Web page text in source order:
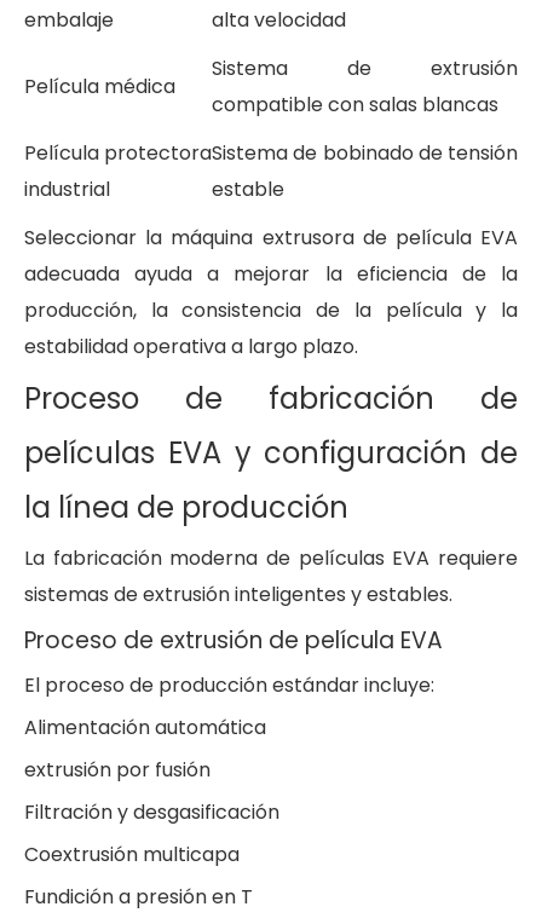
embalaje
alta velocidad
Película médica
Sistema de extrusión
compatible con salas blancas
Película protectora
industrial
Sistema de bobinado de tensión
estable
Seleccionar la máquina extrusora de película EVA
adecuada ayuda a mejorar la eficiencia de la
producción, la consistencia de la película y la
estabilidad operativa a largo plazo.
Proceso de fabricación de
películas EVA y configuración de
la línea de producción
La fabricación moderna de películas EVA requiere
sistemas de extrusión inteligentes y estables.
Proceso de extrusión de película EVA
El proceso de producción estándar incluye:
Alimentación automática
extrusión por fusión
Filtración y desgasificación
Coextrusión multicapa
Fundición a presión en T